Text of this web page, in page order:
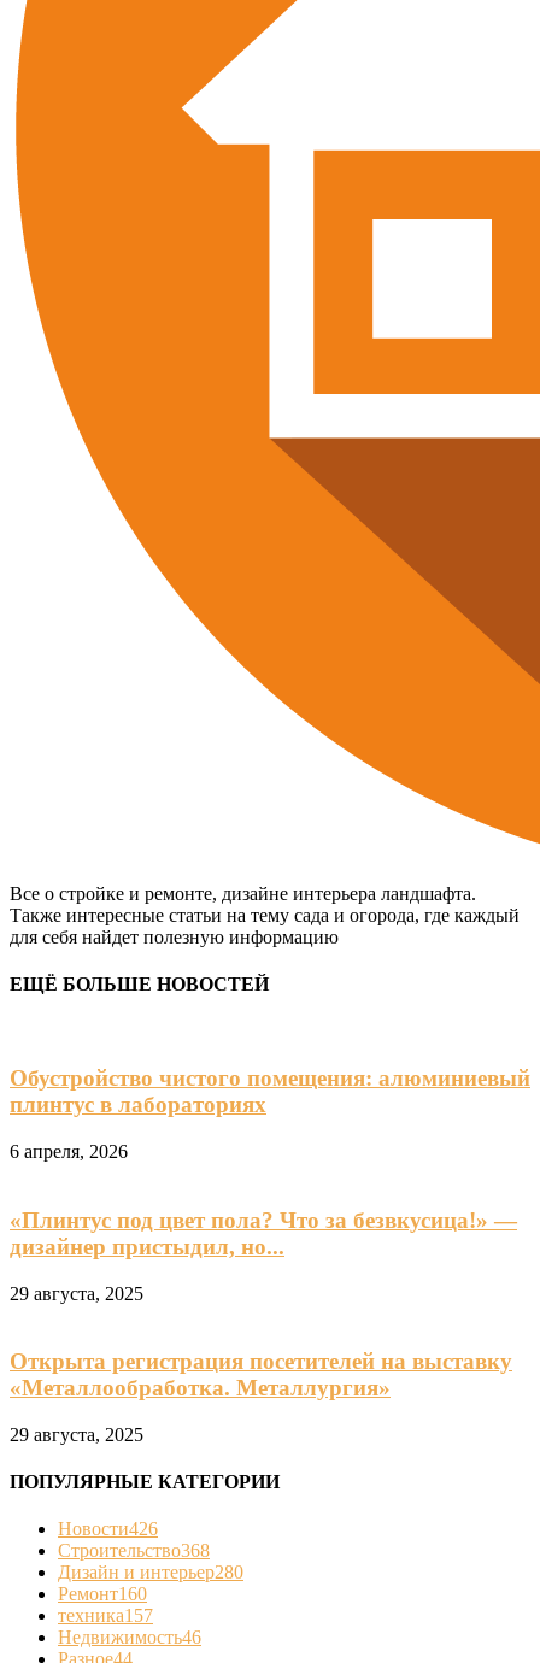
Все о стройке и ремонте, дизайне интерьера ландшафта.
Также интересные статьи на тему сада и огорода, где каждый
для себя найдет полезную информацию
ЕЩЁ БОЛЬШЕ НОВОСТЕЙ
Обустройство чистого помещения: алюминиевый
плинтус в лабораториях
6 апреля, 2026
«Плинтус под цвет пола? Что за безвкусица!» —
дизайнер пристыдил, но...
29 августа, 2025
Открыта регистрация посетителей на выставку
«Металлообработка. Металлургия»
29 августа, 2025
ПОПУЛЯРНЫЕ КАТЕГОРИИ
Новости426
Строительство368
Дизайн и интерьер280
Ремонт160
техника157
Недвижимость46